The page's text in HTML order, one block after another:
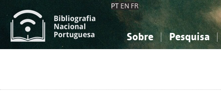
PT EN FR
Sobre Pesquisa